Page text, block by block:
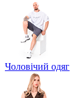
Чоловічий одяг